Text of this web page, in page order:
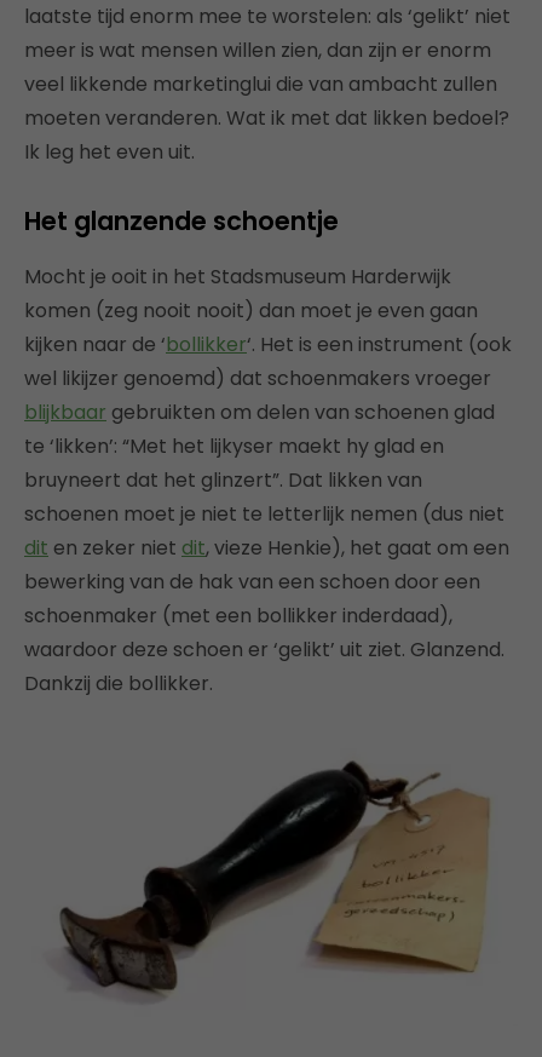
laatste tijd enorm mee te worstelen: als ‘gelikt’ niet
meer is wat mensen willen zien, dan zijn er enorm
veel likkende marketinglui die van ambacht zullen
moeten veranderen. Wat ik met dat likken bedoel?
Ik leg het even uit.
Het glanzende schoentje
Mocht je ooit in het Stadsmuseum Harderwijk
komen (zeg nooit nooit) dan moet je even gaan
kijken naar de ‘bollikker‘. Het is een instrument (ook
wel likijzer genoemd) dat schoenmakers vroeger
blijkbaar gebruikten om delen van schoenen glad
te ‘likken’: “Met het lijkyser maekt hy glad en
bruyneert dat het glinzert”. Dat likken van
schoenen moet je niet te letterlijk nemen (dus niet
dit en zeker niet dit, vieze Henkie), het gaat om een
bewerking van de hak van een schoen door een
schoenmaker (met een bollikker inderdaad),
waardoor deze schoen er ‘gelikt’ uit ziet. Glanzend.
Dankzij die bollikker.